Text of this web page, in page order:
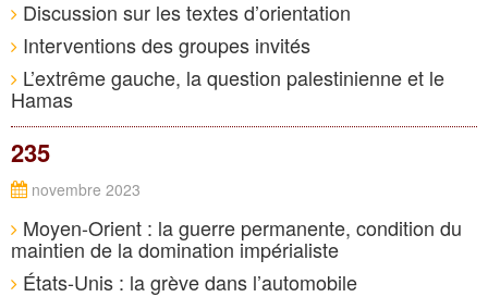
Discussion sur les textes d’orientation
Interventions des groupes invités
L’extrême gauche, la question palestinienne et le
Hamas
235
novembre 2023
Moyen-Orient : la guerre permanente, condition du
maintien de la domination impérialiste
États-Unis : la grève dans l’automobile